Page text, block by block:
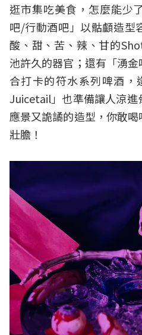
逛市集吃美食，怎麼能少
吧/行動酒吧」以骷顱造型
酸、甜、苦、辣、甘的
池許久的器官；還有「湧
合打卡的符水系列啤酒，
Juicetail」也準備讓人涼進
應景又詭譎的造型，你敢
壯膽！